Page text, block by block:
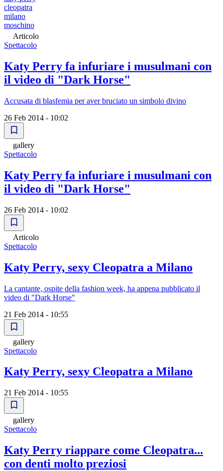
cleopatra
milano
moschino
Articolo
Spettacolo
Katy Perry fa infuriare i musulmani con
il video di "Dark Horse"
Accusata di blasfemia per aver bruciato un simbolo divino
26 Feb 2014 - 10:02
gallery
Spettacolo
Katy Perry fa infuriare i musulmani con
il video di "Dark Horse"
26 Feb 2014 - 10:02
Articolo
Spettacolo
Katy Perry, sexy Cleopatra a Milano
La cantante, ospite della fashion week, ha appena pubblicato il
video di "Dark Horse"
21 Feb 2014 - 10:55
gallery
Spettacolo
Katy Perry, sexy Cleopatra a Milano
21 Feb 2014 - 10:55
gallery
Spettacolo
Katy Perry riappare come Cleopatra...
con denti molto preziosi